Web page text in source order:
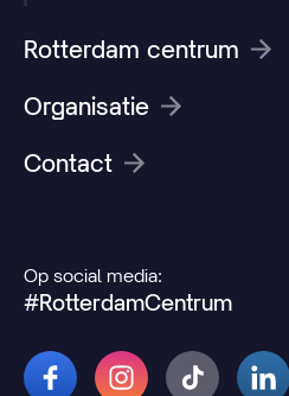
Rotterdam centrum
Organisatie
Contact
Op social media:
#RotterdamCentrum